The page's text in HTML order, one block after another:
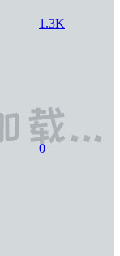
1.3K
0